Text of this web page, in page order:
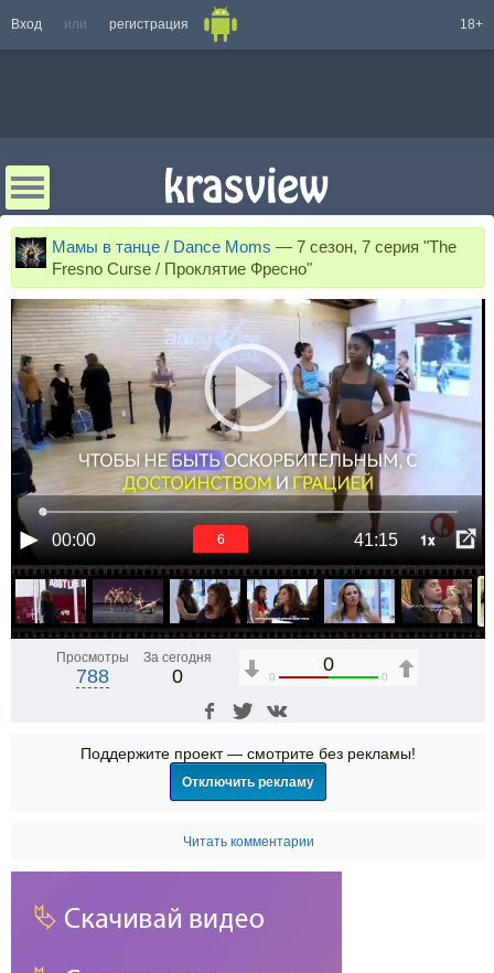
Вход или регистрация 18+
Мамы в танце / Dance Moms — 7 сезон, 7 серия "The
Fresno Curse / Проклятие Фресно"
00:00 41:15 1x
6
Просмотры
788
За сегодня
0
0
0 0
Поддержите проект — смотрите без рекламы!
Отключить рекламу
Читать комментарии